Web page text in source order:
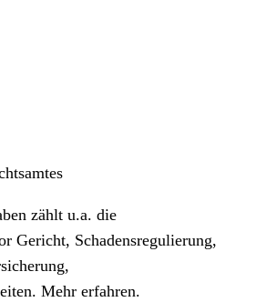
zählt u.a. die
Gericht, Schadensregulierung,
Mehr erfahren.